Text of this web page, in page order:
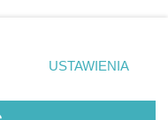
dolnym rogu strony
danych nie wymagają
sprzeciwić się
miały
USTAWIENIA